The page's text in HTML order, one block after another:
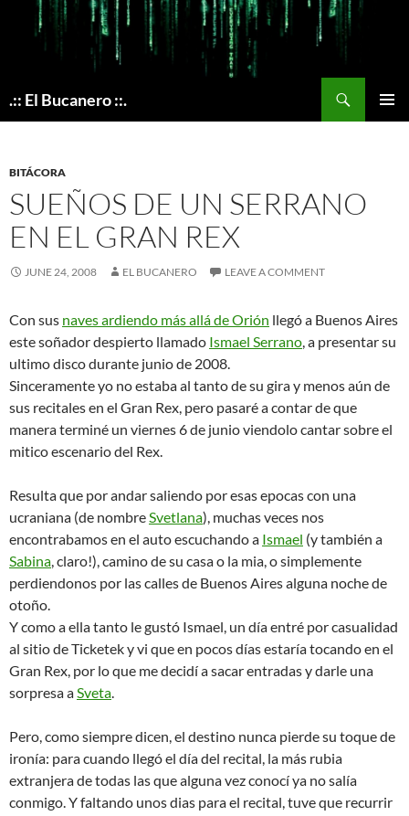
content
.:: El Bucanero ::.
BITÁCORA
SUEÑOS DE UN SERRANO
EN EL GRAN REX
JUNE 24, 2008 EL BUCANERO LEAVE A COMMENT
Con sus naves ardiendo más allá de Orión llegó a Buenos Aires
este soñador despierto llamado Ismael Serrano, a presentar su
ultimo disco durante junio de 2008.
Sinceramente yo no estaba al tanto de su gira y menos aún de
sus recitales en el Gran Rex, pero pasaré a contar de que
manera terminé un viernes 6 de junio viendolo cantar sobre el
mitico escenario del Rex.
Resulta que por andar saliendo por esas epocas con una
ucraniana (de nombreSvetlana), muchas veces nos
encontrabamos en el auto escuchando a Ismael (y también a
Sabina, claro!), camino de su casa o la mia, o simplemente
perdiendonos por las calles de Buenos Aires alguna noche de
otoño.
Y como a ella tanto le gustó Ismael, un día entré por casualidad
al sitio de Ticketek y vi que en pocos días estaría tocando en el
Gran Rex, por lo que me decidí a sacar entradas y darle una
sorpresa aSveta.
Pero, como siempre dicen, el destino nunca pierde su toque de
ironía: para cuando llegó el día del recital, la más rubia
extranjera de todas las que alguna vez conocí ya no salía
conmigo. Y faltando unos dias para el recital, tuve que recurrir